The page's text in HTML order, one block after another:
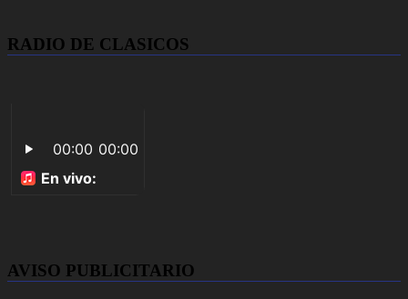
RADIO DE CLASICOS
AVISO PUBLICITARIO